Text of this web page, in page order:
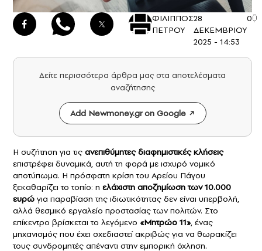
ΦΙΛΙΠΠΟΣ
ΠΕΤΡΟΥ
28
ΔΕΚΕΜΒΡΙΟΥ
2025 - 14:53
0
Δείτε περισσότερα άρθρα μας στα αποτελέσματα
αναζήτησης
Add Newmoney.gr on Google
Η συζήτηση για τις ανεπιθύμητες διαφημιστικές κλήσεις
επιστρέφει δυναμικά, αυτή τη φορά με ισχυρό νομικό
αποτύπωμα. Η πρόσφατη κρίση του Αρείου Πάγου
ξεκαθαρίζει το τοπίο: η ελάχιστη αποζημίωσητων 10.000
ευρώ για παραβίαση της ιδιωτικότητας δεν είναι υπερβολή,
αλλά θεσμικό εργαλείο προστασίας των πολιτών. Στο
επίκεντρο βρίσκεται το λεγόμενο «Μητρώο 11», ένας
μηχανισμός που έχει σχεδιαστεί ακριβώς για να θωρακίζει
τους συνδρομητές απέναντι στην εμπορική όχληση.